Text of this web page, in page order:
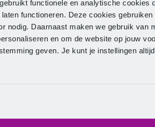
functionele en analytische
functioneren. Deze cookies
nodig. Daarnaast maken we gebruik van
en om de website op jouw
geven. Je kunt je instellingen
Cao recreatie